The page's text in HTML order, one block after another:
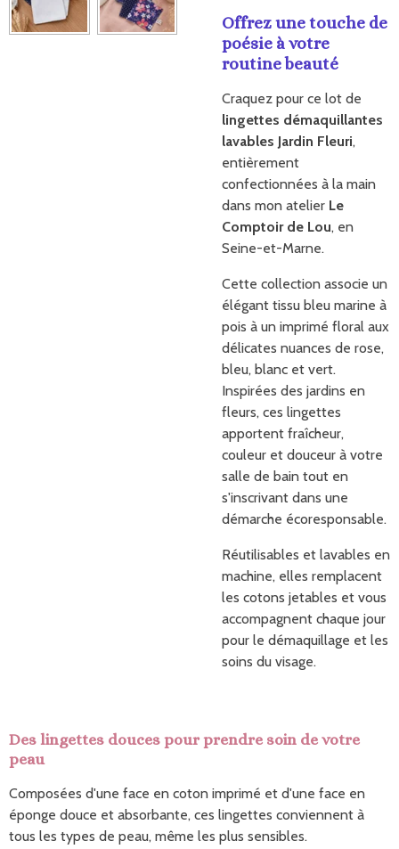
Offrez une touche de
poésie à votre
routine beauté
Craquez pour ce lot de
lingettes démaquillantes
lavables Jardin Fleuri,
entièrement
confectionnées à la main
dans mon atelier Le
Comptoir de Lou, en
Seine-et-Marne.
Cette collection associe un
élégant tissu bleu marine à
pois à un imprimé floral aux
délicates nuances de rose,
bleu, blanc et vert.
Inspirées des jardins en
fleurs, ces lingettes
apportent fraîcheur,
couleur et douceur à votre
salle de bain tout en
s'inscrivant dans une
démarche écoresponsable.
Réutilisables et lavables en
machine, elles remplacent
les cotons jetables et vous
accompagnent chaque jour
pour le démaquillage et les
soins du visage.
Des lingettes douces pour prendre soin de votre
peau
Composées d'une face en coton imprimé et d'une face en
éponge douce et absorbante, ces lingettes conviennent à
tous les types de peau, même les plus sensibles.